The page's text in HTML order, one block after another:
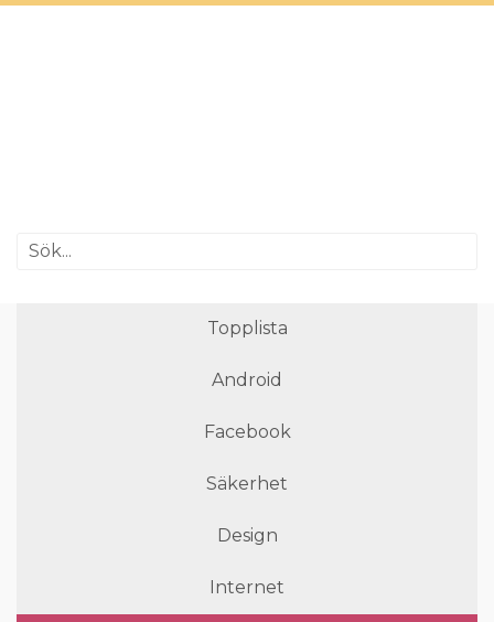
Topplista
Android
Facebook
Säkerhet
Design
Internet